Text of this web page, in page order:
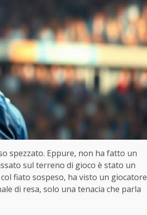
spezzato. Eppure, non ha fatto un
sul terreno di gioco è stato un
fiato sospeso, ha visto un giocatore
di resa, solo una tenacia che parla